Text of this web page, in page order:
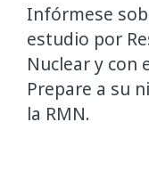
Infórmese
estudio por
Nuclear y con
Prepare a su
la RMN.